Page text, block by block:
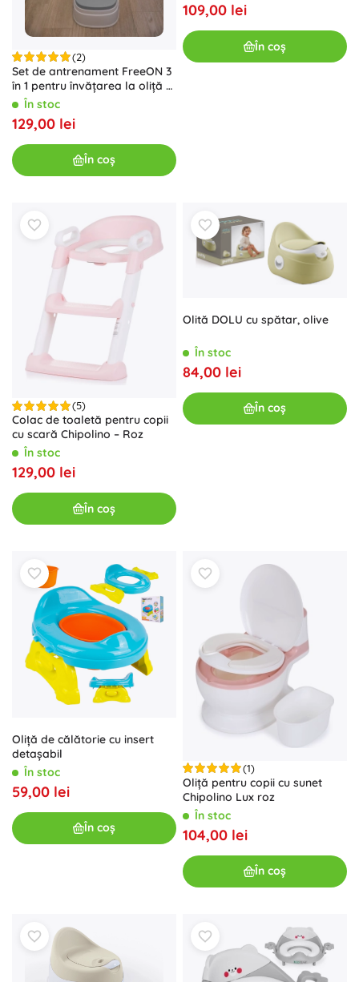
(2)
Set de antrenament FreeON 3
în 1 pentru învățarea la oliță și
WCÎn stoc
129,00 lei
În coș
109,00 lei
În coș
(5)
Colac de toaletă pentru copii
cu scară Chipolino – Roz
În stoc
129,00 lei
În coș
Olită DOLU cu spătar, olive
În stoc
84,00 lei
În coș
Oliță de călătorie cu insert
detașabil
În stoc
59,00 lei
În coș
(1)
Oliță pentru copii cu sunet
Chipolino Lux roz
În stoc
104,00 lei
În coș